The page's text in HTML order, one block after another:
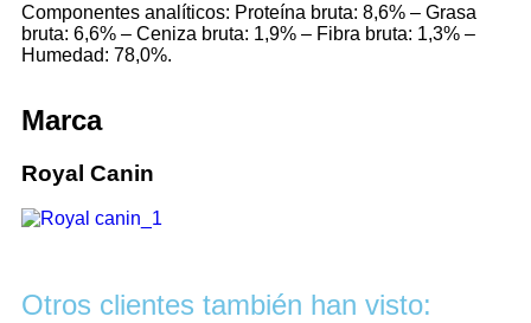
Componentes analíticos: Proteína bruta: 8,6% – Grasa
bruta: 6,6% – Ceniza bruta: 1,9% – Fibra bruta: 1,3% –
Humedad: 78,0%.
Marca
Royal Canin
Otros clientes también han visto: